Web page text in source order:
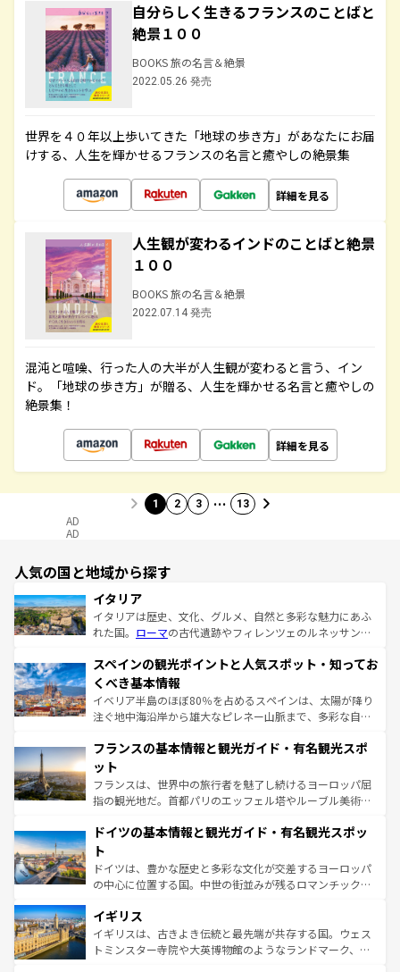
自分らしく生きるフランスのことばと
絶景１００
BOOKS 旅の名言＆絶景
2022.05.26 発売
世界を４０年以上歩いてきた「地球の歩き方」があなたにお届
けする、人生を輝かせるフランスの名言と癒やしの絶景集
詳細を見る
人生観が変わるインドのことばと絶景
１００
BOOKS 旅の名言＆絶景
2022.07.14 発売
混沌と喧噪、行った人の大半が人生観が変わると言う、イン
ド。「地球の歩き方」が贈る、人生を輝かせる名言と癒やしの
絶景集！
詳細を見る
1 2 3 … 13
AD
AD
人気の国と地域から探す
イタリア
イタリアは歴史、文化、グルメ、自然と多彩な魅力にあふ
れた国。 ローマの古代遺跡やフィレンツェのルネッサンス
ろん、トスカーナの美しい田園風景やアマルフィ海岸の絶
景など、自然景観も見逃せない。観光の合間には、本場の
ピザやパスタなど、絶品のイタリア料理を堪能することも
できる。朝目覚めてから夜眠るまで、すべての瞬間を楽し
なお、新着のイタリア情報はコンテンツ一覧を参照してほ
しい。
スペインの観光ポイントと人気スポット・知ってお
くべき基本情報
イベリア半島のほぼ80％を占めるスペインは、太陽が降り
注ぐ地中海沿岸から雄大なピレネー山脈まで、多彩な自然
文化が根付くこの国では、情熱的なフラメンコ、熱気あふ
れる闘牛、そして美味しいタパスが生活の一部となってい
る。首都マドリードの洗練された雰囲気や、バルセロナの
アートに溢れた街角から、地方では古代ローマ遺跡や中世
せる。地方によって風土や気候が異なるスペインはその個
ンテンツ一覧 を参照してほしい。
フランスの基本情報と観光ガイド・有名観光スポ
ット
フランスは、世界中の旅行者を魅了し続けるヨーロッパ屈
指の観光地だ。首都パリのエッフェル塔やルーブル美術館
で、幅広い魅力が詰まっている。華麗な宮殿、歴史的な大
聖堂、美しいビーチ、そして豊かな自然が、訪れる者を心
から魅了する。また、フランスは美食の国としても知ら
れ、フランス料理はユネスコ無形文化遺産にも登録されて
香り高いラベンダー畑など、多彩な楽しみ方が可能だ。さ
らに、パリ以外の地域にも魅力が溢れており、どの街角に
も豊かな歴史と文化が息づいている。パリ以外の個性あふ
ドイツの基本情報と観光ガイド・有名観光スポッ
ト
ドイツは、豊かな歴史と多彩な文化が交差するヨーロッパ
の中心に位置する国。中世の街並みが残るロマンチック街
顔を持つこの国は、どこを歩いても飽きることがない。ベ
ルリンの文化的活気、バイエルン州のアルプスの絶景、そ
してライン川沿いのワイン畑といった風景は必見。ビール
イギリス
イギリスは、古きよき伝統と最先端が共存する国。ウェス
トミンスター寺院や大英博物館のようなランドマーク、歴